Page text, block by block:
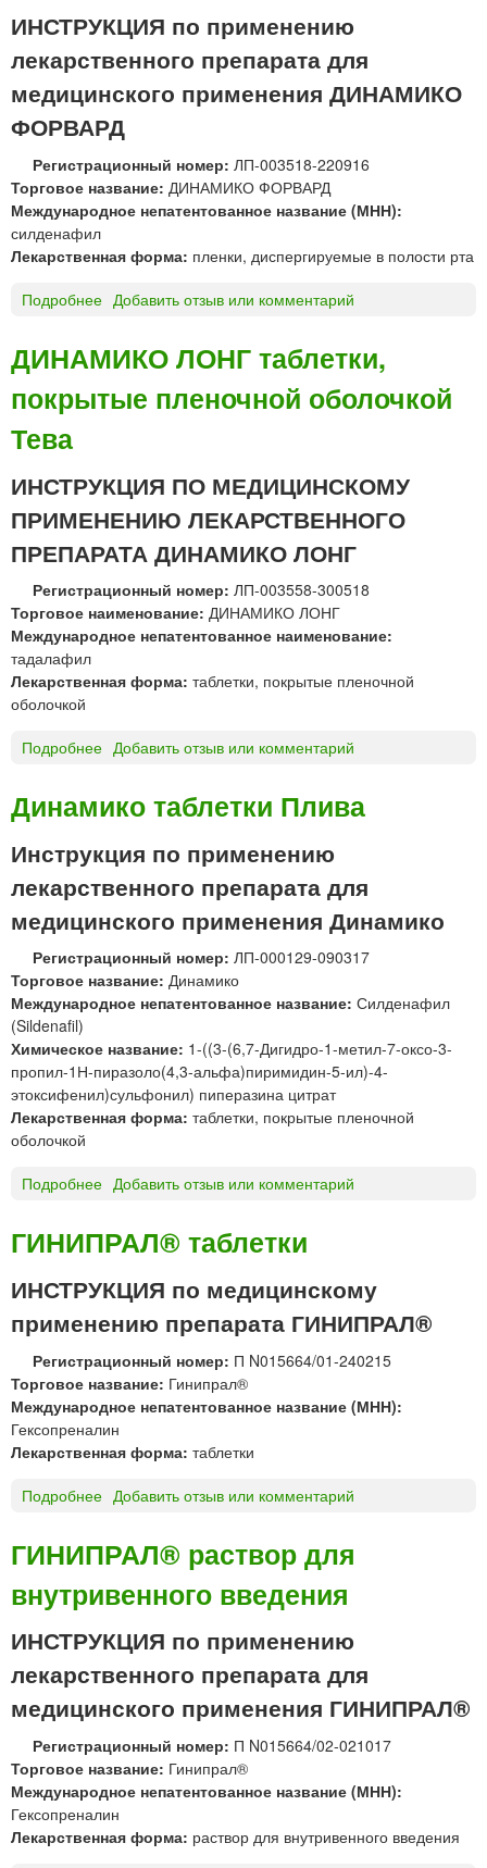
ИНСТРУКЦИЯ по применению
лекарственного препарата для
медицинского применения ДИНАМИКО
ФОРВАРД
Регистрационный номер: ЛП-003518-220916
Торговое название: ДИНАМИКО ФОРВАРД
Международное непатентованное название (МНН):
силденафил
Лекарственная форма: пленки, диспергируемые в полости рта
Подробнее
И
Н
А
М
О
О
Р
А
Р
Д
л
,
и
п
е
г
и
р
е
м
ы
е
о
с
т
и
р
а
С
Т
С
Б
О
Добавить отзыв или комментарий
ДИНАМИКО ЛОНГ таблетки,
покрытые пленочной оболочкой
Тева
ИНСТРУКЦИЯ ПО МЕДИЦИНСКОМУ
ПРИМЕНЕНИЮ ЛЕКАРСТВЕННОГО
ПРЕПАРАТА ДИНАМИКО ЛОНГ
Регистрационный номер: ЛП-003558-300518
Торговое наименование: ДИНАМИКО ЛОНГ
Международное непатентованное наименование:
тадалафил
Лекарственная форма: таблетки, покрытые пленочной
оболочкой
Подробнее
Н
М
И
О
Л
О
Н
т
а
б
л
п
к
р
т
ы
е
п
л
ч
н
о
о
о
л
ч
к
о
й
Т
Добавить отзыв или комментарий
Динамико таблетки Плива
Инструкция по применению
лекарственного препарата для
медицинского применения Динамико
Регистрационный номер: ЛП-000129-090317
Торговое название: Динамико
Международное непатентованное название: Силденафил
(Sildenafil)
Химическое название: 1-((3-(6,7-Дигидро-1-метил-7-оксо-3-
пропил-1Н-пиразоло(4,3-альфа)пиримидин-5-ил)-4-
этоксифенил)сульфонил) пиперазина цитрат
Лекарственная форма: таблетки, покрытые пленочной
оболочкой
Подробнее
и
н
м
и
о
т
а
б
л
и
П
л
в
Добавить отзыв или комментарий
ГИНИПРАЛ® таблетки
ИНСТРУКЦИЯ по медицинскому
применению препарата ГИНИПРАЛ®
Регистрационный номер: П N015664/01-240215
Торговое название: Гинипрал®
Международное непатентованное название (МНН):
Гексопреналин
Лекарственная форма: таблетки
Подробнее
Н
И
П
Р
А
Л
®
т
а
б
л
е
т
Добавить отзыв или комментарий
ГИНИПРАЛ® раствор для
внутривенного введения
ИНСТРУКЦИЯ по применению
лекарственного препарата для
медицинского применения ГИНИПРАЛ®
Регистрационный номер: П N015664/02-021017
Торговое название: Гинипрал®
Международное непатентованное название (МНН):
Гексопреналин
Лекарственная форма: раствор для внутривенного введения